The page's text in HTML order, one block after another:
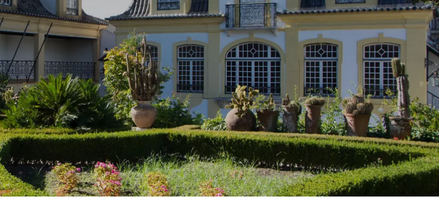
Reykjavik
Riga
San Francisco
Sarajevo
Washington
Zagreb
Tjekkiet
Tyskland
Ungarn
USA